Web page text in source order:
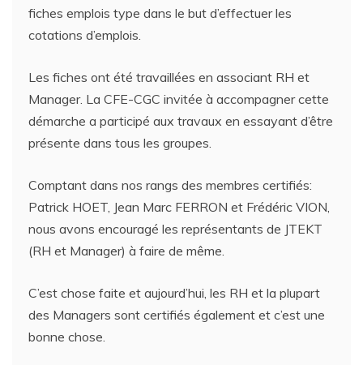
fiches emplois type dans le but d’effectuer les
cotations d’emplois.
Les fiches ont été travaillées en associant RH et
Manager. La CFE-CGC invitée à accompagner cette
démarche a participé aux travaux en essayant d’être
présente dans tous les groupes.
Comptant dans nos rangs des membres certifiés:
Patrick HOET, Jean Marc FERRON et Frédéric VION,
nous avons encouragé les représentants de JTEKT
(RH et Manager) à faire de même.
C’est chose faite et aujourd’hui, les RH et la plupart
des Managers sont certifiés également et c’est une
bonne chose.